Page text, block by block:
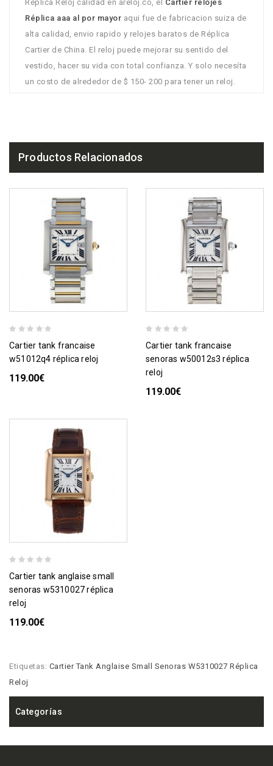
Réplica Reloj calidad en areloj.co, el Cartier relojes
Réplica aaa al por mayor aqui fue de fabricacion suiza de
alta calidad, envio rapido y relojes baratos de Réplica
Cartier de China. El reloj puede mejorar su sentido del
vestido, hacer su vida con total confianza. Y solo necesíta
un costo de alrededor de $ 150- 200 para tener un reloj.
Productos Relacionados
cartier tank francaise
w51012q4 réplica reloj
119.00€
cartier tank francaise
senoras w50012s3 réplica
reloj
119.00€
cartier tank anglaise small
senoras w5310027 réplica
reloj
119.00€
Etiquetas: Cartier Tank Anglaise Small Senoras W5310027 Réplica
Reloj
Categorías